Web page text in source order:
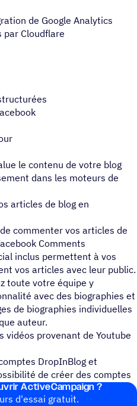
de Google Analytics
Cloudflare
le contenu de votre blog
dans les moteurs de
articles de blog en
commenter vos articles de
Comments
inclus permettent à vos
vos articles avec leur public.
toute votre équipe y
avec des biographies et
de biographies individuelles
auteur.
vidéos provenant de Youtube
DropInBlog et
de créer des comptes
ActiveCampaign ?
d'essai gratuit.